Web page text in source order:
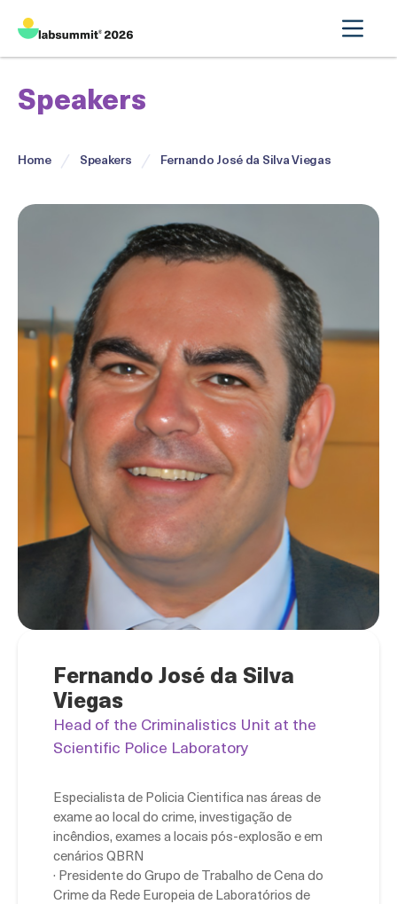
Speakers
Home Speakers Fernando José da Silva Viegas
Fernando José da Silva
Viegas
Head of the Criminalistics Unit at the
Scientific Police Laboratory
Especialista de Policia Cientifica nas áreas de
exame ao local do crime, investigação de
incêndios, exames a locais pós-explosão e em
cenários QBRN
· Presidente do Grupo de Trabalho de Cena do
Crime da Rede Europeia de Laboratórios de